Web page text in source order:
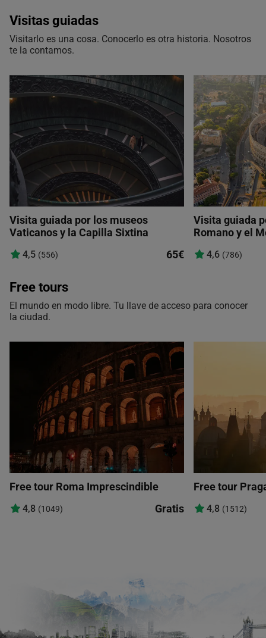
Visitas guiadas
Visitarlo es una cosa. Conocerlo es otra historia. Nosotros
te la contamos.
Visita guiada por los museos
Vaticanos y la Capilla Sixtina
4,5 (556) 65€
Visita guiada
Romano y el
4,6 (786)
Free tours
El mundo en modo libre. Tu llave de acceso para conocer
la ciudad.
Free tour Roma Imprescindible
4,8 (1049) Gratis
Free tour
4,8 (1512)